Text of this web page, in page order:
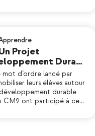
Projet
Dura…
d’ordre lancé par
leurs élèves autour
durable
CM2 ont participé à ce…